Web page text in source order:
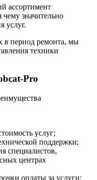
ассортимент
чему значительно
услуг.
в период ремонта, мы
техники
Pro
услуг;
поддержки;
специалистов,
центрах
оплаты за услуги;